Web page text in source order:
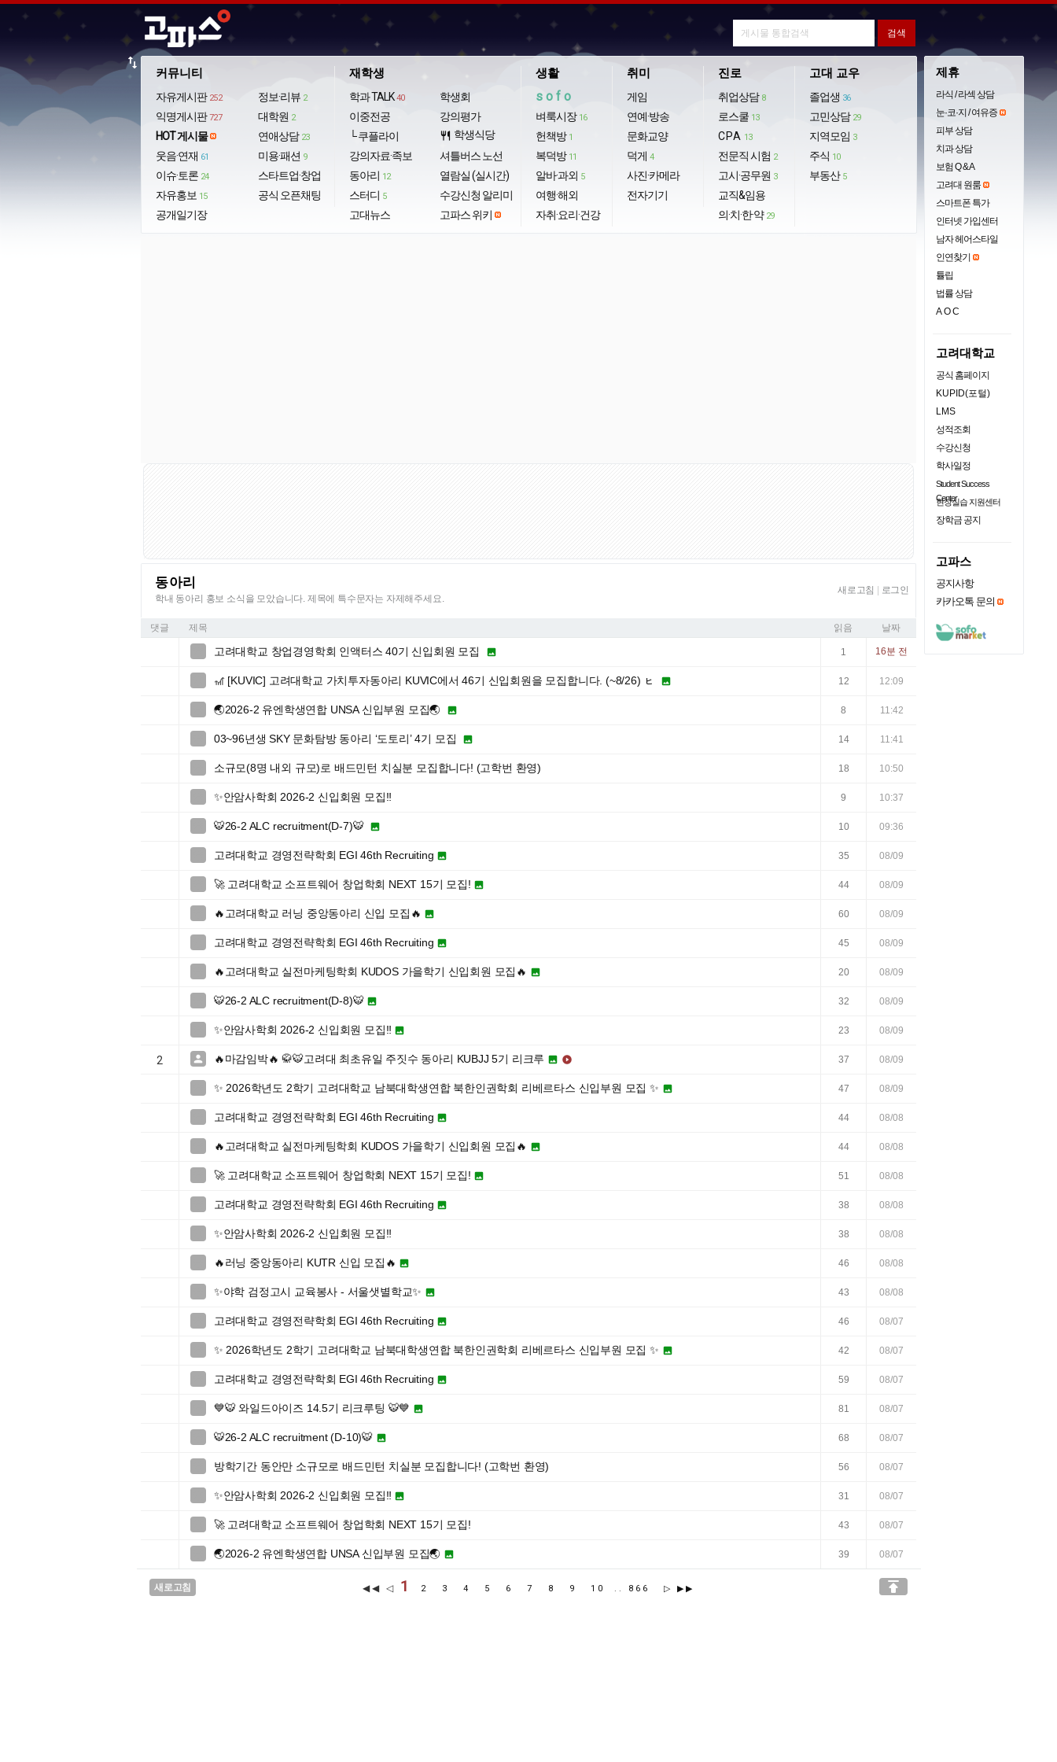
커뮤니티
자유게시판 252
익명게시판 727
HOT 게시물
웃음·연재 61
이슈·토론 24
자유홍보 15
공개일기장
정보·리뷰 2
대학원 2
연애상담 23
미용·패션 9
스타트업·창업
공식 오픈채팅
재학생
학과 TALK 40
이중전공
└ 쿠플라이
강의자료·족보
동아리 12
스터디 5
고대뉴스
학생회
강의평가
restaurant 학생식당
셔틀버스 노선
열람실 (실시간)
수강신청 알리미
고파스 위키
생활
sofo
벼룩시장 16
헌책방 1
복덕방 11
알바·과외 5
여행·해외
자취·요리·건강
취미
게임
연예·방송
문화교양
덕게 4
사진·카메라
전자기기
진로
취업상담 8
로스쿨 13
CPA 13
전문직 시험 2
고시·공무원 3
교직&임용
의·치·한·약 29
고대 교우
졸업생 36
고민상담 29
지역모임 3
주식 10
부동산 5
import_export
동아리
학내 동아리 홍보 소식을 모았습니다. 제목에 특수문자는 자제해주세요.
새로고침 로그인
댓글 제목 읽음 날짜
고려대학교 창업경영학회 인액터스 40기 신입회원 모집  1 16분 전
🎢 [KUVIC] 고려대학교 가치투자동아리 KUVIC에서 46기 신입회원을 모집합니다. (~8/26) ㇶ  12 12:09
🌏2026-2 유엔학생연합 UNSA 신입부원 모집🌏  8 11:42
03~96년생 SKY 문화탐방 동아리 ‘도토리’ 4기 모집  14 11:41
소규모(8명 내외 규모)로 배드민턴 치실분 모집합니다! (고학번 환영) 18 10:50
✨안암사학회 2026-2 신입회원 모집‼️ 9 10:37
🐯26-2 ALC recruitment(D-7)🐯  10 09:36
고려대학교 경영전략학회 EGI 46th Recruiting  35 08/09
🚀 고려대학교 소프트웨어 창업학회 NEXT 15기 모집!  44 08/09
🔥고려대학교 러닝 중앙동아리 신입 모집🔥  60 08/09
고려대학교 경영전략학회 EGI 46th Recruiting  45 08/09
🔥고려대학교 실전마케팅학회 KUDOS 가을학기 신입회원 모집🔥  20 08/09
🐯26-2 ALC recruitment(D-8)🐯  32 08/09
✨안암사학회 2026-2 신입회원 모집‼️  23 08/09
2  🔥마감임박🔥 🥋🐯고려대 최초유일 주짓수 동아리 KUBJJ 5기 리크루   37 08/09
✨ 2026학년도 2학기 고려대학교 남북대학생연합 북한인권학회 리베르타스 신입부원 모집 ✨  47 08/09
고려대학교 경영전략학회 EGI 46th Recruiting  44 08/08
🔥고려대학교 실전마케팅학회 KUDOS 가을학기 신입회원 모집🔥  44 08/08
🚀 고려대학교 소프트웨어 창업학회 NEXT 15기 모집!  51 08/08
고려대학교 경영전략학회 EGI 46th Recruiting  38 08/08
✨안암사학회 2026-2 신입회원 모집‼️ 38 08/08
🔥러닝 중앙동아리 KUTR 신입 모집🔥  46 08/08
✨야학 검정고시 교육봉사 - 서울샛별학교✨  43 08/08
고려대학교 경영전략학회 EGI 46th Recruiting  46 08/07
✨ 2026학년도 2학기 고려대학교 남북대학생연합 북한인권학회 리베르타스 신입부원 모집 ✨  42 08/07
고려대학교 경영전략학회 EGI 46th Recruiting  59 08/07
💙🐯 와일드아이즈 14.5기 리크루팅 🐯💙  81 08/07
🐯26-2 ALC recruitment (D-10)🐯  68 08/07
방학기간 동안만 소규모로 배드민턴 치실분 모집합니다! (고학번 환영) 56 08/07
✨안암사학회 2026-2 신입회원 모집‼️  31 08/07
🚀 고려대학교 소프트웨어 창업학회 NEXT 15기 모집! 43 08/07
🌏2026-2 유엔학생연합 UNSA 신입부원 모집🌏  39 08/07
새로고침 ◀◀ ◁ 1 2 3 4 5 6 7 8 9 10 .. 866 ▷ ▶▶ 
제휴
라식 / 라섹 상담
눈·코·지 / 여유증
피부 상담
치과 상담
보험 Q & A
고려대 원룸
스마트폰 특가
인터넷 가입센터
남자 헤어스타일
인연찾기
튤립
법률 상담
AOC
고려대학교
공식 홈페이지
KUPID(포털)
LMS
성적조회
수강신청
학사일정
Student Success
Center
현장실습 지원센터
장학금 공지
고파스
공지사항
카카오톡 문의